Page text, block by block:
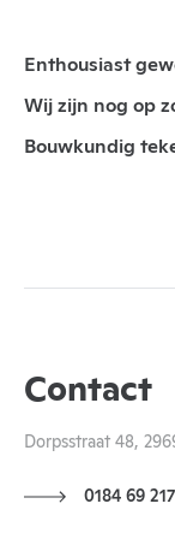
Enthousiast
Wij zijn nog op
Bouwkundig
Contact
Dorpsstraat 48,
0184 69